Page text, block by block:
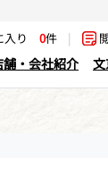
入り0件 |
舗・会社紹介